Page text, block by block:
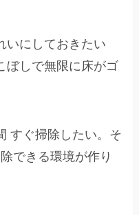
いにしておきたい
ぼしで無限に床がゴ
すぐ掃除したい。そ
できる環境が作り